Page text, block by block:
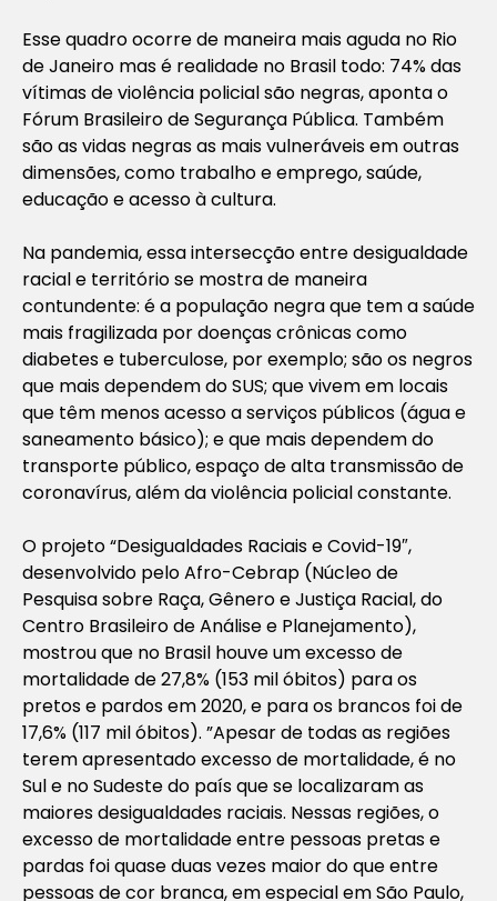
Esse quadro ocorre de maneira mais aguda no Rio
de Janeiro mas é realidade no Brasil todo: 74% das
vítimas de violência policial são negras, aponta o
Fórum Brasileiro de Segurança Pública. Também
são as vidas negras as mais vulneráveis em outras
dimensões, como trabalho e emprego, saúde,
educação e acesso à cultura.
Na pandemia, essa intersecção entre desigualdade
racial e território se mostra de maneira
contundente: é a população negra que tem a saúde
mais fragilizada por doenças crônicas como
diabetes e tuberculose, por exemplo; são os negros
que mais dependem do SUS; que vivem em locais
que têm menos acesso a serviços públicos (água e
saneamento básico); e que mais dependem do
transporte público, espaço de alta transmissão de
coronavírus, além da violência policial constante.
O projeto “Desigualdades Raciais e Covid-19″,
desenvolvido pelo Afro-Cebrap (Núcleo de
Pesquisa sobre Raça, Gênero e Justiça Racial, do
Centro Brasileiro de Análise e Planejamento),
mostrou que no Brasil houve um excesso de
mortalidade de 27,8% (153 mil óbitos) para os
pretos e pardos em 2020, e para os brancos foi de
17,6% (117 mil óbitos). ”Apesar de todas as regiões
terem apresentado excesso de mortalidade, é no
Sul e no Sudeste do país que se localizaram as
maiores desigualdades raciais. Nessas regiões, o
excesso de mortalidade entre pessoas pretas e
pardas foi quase duas vezes maior do que entre
pessoas de cor branca, em especial em São Paulo,